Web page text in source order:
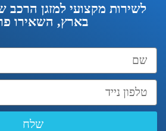
לשירות מקצועי למזגן הרכב
בארץ, השאירו
שלח